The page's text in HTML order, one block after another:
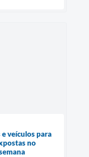
veículos para
no